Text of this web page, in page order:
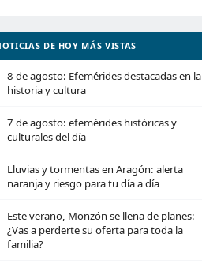
DE HOY MÁS VISTAS
8 de agosto: Efemérides destacadas en la
historia y cultura
7 de agosto: efemérides históricas y
culturales del día
Lluvias y tormentas en Aragón: alerta
naranja y riesgo para tu día a día
Este verano, Monzón se llena de planes:
¿Vas a perderte su oferta para toda la
familia?